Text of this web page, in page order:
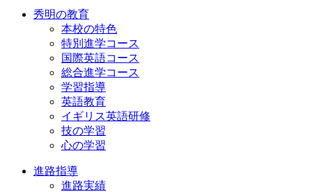
秀明の教育
本校の特色
特別進学コース
国際英語コース
総合進学コース
学習指導
英語教育
イギリス英語研修
技の学習
心の学習
進路指導
進路実績